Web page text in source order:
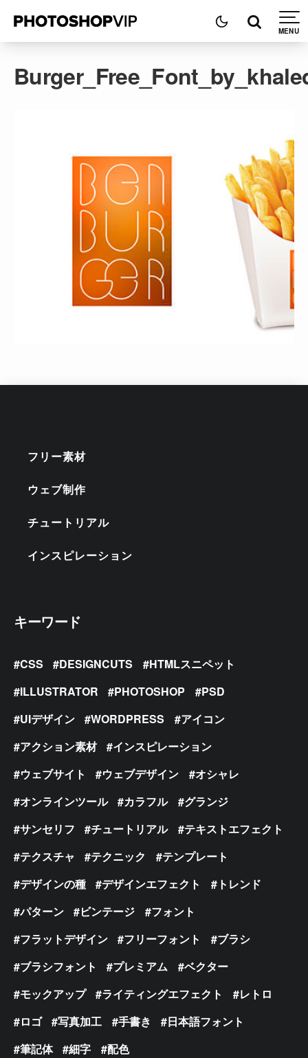
フリー素材
ウェブ制作
チュートリアル
インスピレーション
キーワード
CSS DESIGNCUTS
HTMLスニペット
ILLUSTRATOR
PHOTOSHOP
PSD
UIデザイン
WORDPRESS
アイコン
アクション素材
インスピレーション
ウェブサイト
ウェブデザイン
オシャレ
オンラインツール
カラフル
グランジ
サンセリフ
チュートリアル
テキストエフェクト
テクスチャ
テクニック
テンプレート
デザインの種
デザインエフェクト
トレンド
パターン
ビンテージ
フォント
フラットデザイン
フリーフォント
ブラシ
ブラシフォント
プレミアム
ベクター
モックアップ
ライティングエフェクト
レトロ
ロゴ
写真加工 手書き
日本語フォント
筆記体
細字 配色